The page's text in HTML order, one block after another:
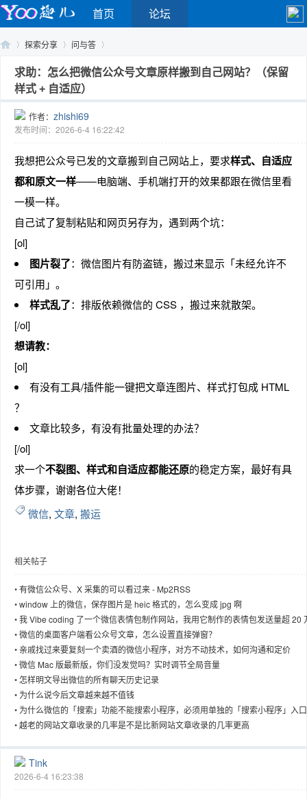
首页 论坛
Yo›
探索分享
›
问与答
›
求助：怎么把微信公众号文章原样搬到自己网站？（保留
样式 + 自适应）
作者： zhishi69
发布时间：2026-6-4 16:22:42
我想把公众号已发的文章搬到自己网站上，要求样式、自适应
都和原文一样——电脑端、手机端打开的效果都跟在微信里看
一模一样。
自己试了复制粘贴和网页另存为，遇到两个坑：
[ol]
图片裂了：微信图片有防盗链，搬过来显示「未经允许不
可引用」。
样式乱了：排版依赖微信的 CSS ，搬过来就散架。
[/ol]
想请教：
[ol]
有没有工具/插件能一键把文章连图片、样式打包成 HTML
？
文章比较多，有没有批量处理的办法？
[/ol]
求一个不裂图、样式和自适应都能还原的稳定方案，最好有具
体步骤，谢谢各位大佬！
微信, 文章, 搬运
相关帖子
•有微信公众号、X 采集的可以看过来 - Mp2RSS
•window 上的微信，保存图片是 heic 格式的，怎么变成 jpg 啊
•我 Vibe coding 了一个微信表情包制作网站，我用它制作的表情包发送量超 20
下载量超 1 万了。
•微信的桌面客户端看公众号文章，怎么设置直接弹窗？
•亲戚找过来要复刻一个卖酒的微信小程序，对方不动技术，如何沟通和定价
•微信 Mac 版最新版，你们没发觉吗？实时调节全局音量
• 怎样明文导出微信的所有聊天历史记录
• 为什么说今后文章越来越不值钱
• 为什么微信的「搜索」功能不能搜索小程序，必须用单独的「搜索小程序」入
能搜
•越老的网站文章收录的几率是不是比新网站文章收录的几率更高
Tink
2026-6-4 16:23:38